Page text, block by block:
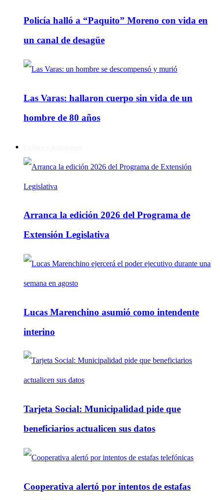
Policía halló a “Paquito” Moreno con vida en
un canal de desagüe
Las Varas: hallaron cuerpo sin vida de un
hombre de 80 años
Arranca la edición 2026 del Programa de
Extensión Legislativa
Lucas Marenchino asumió como intendente
interino
Tarjeta Social: Municipalidad pide que
beneficiarios actualicen sus datos
Cooperativa alertó por intentos de estafas